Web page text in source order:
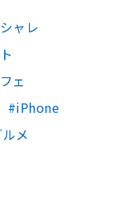
ャレ
ェ
iPhone
メ